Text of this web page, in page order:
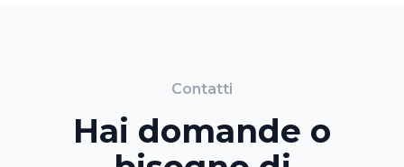
Contatti
Hai domande o